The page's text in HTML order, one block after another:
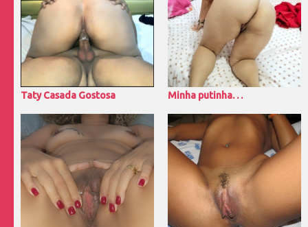
Taty Casada Gostosa Minha putinha. . .